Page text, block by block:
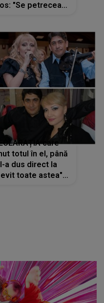
"Se petreceau
care
totul în el, până
a dus direct la
toate astea".